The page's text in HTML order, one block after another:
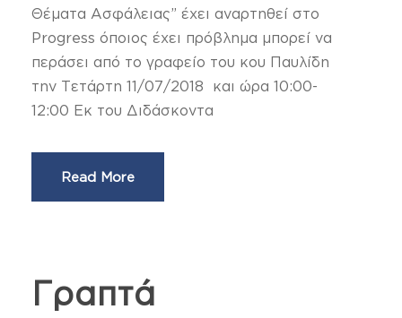
Θέματα Ασφάλειας” έχει αναρτηθεί στο
Progress όποιος έχει πρόβλημα μπορεί να
περάσει από το γραφείο του κου Παυλίδη
την Τετάρτη 11/07/2018 και ώρα 10:00-
12:00 Εκ του Διδάσκοντα
Read More
Γραπτά